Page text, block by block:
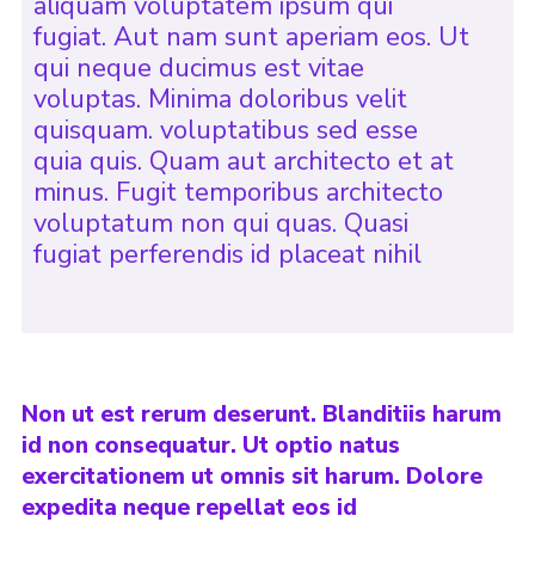
fugiat. Aut nam sunt aperiam eos. Ut
qui neque ducimus est vitae
voluptas. Minima doloribus velit
quisquam. voluptatibus sed esse
quia quis. Quam aut architecto et at
minus. Fugit temporibus architecto
voluptatum non qui quas. Quasi
fugiat perferendis id placeat nihil
Non ut est rerum deserunt. Blanditiis harum
id non consequatur. Ut optio natus
exercitationem ut omnis sit harum. Dolore
expedita neque repellat eos id